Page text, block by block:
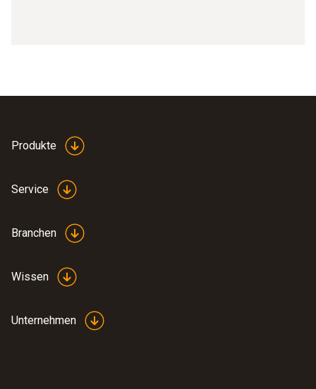
Produkte
Service
Branchen
Wissen
Unternehmen